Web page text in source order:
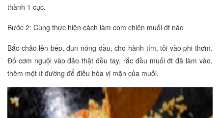
thành 1 cục.
Bước 2: Cùng thực hiện cách làm cơm chiên muối ớt nào
Bắc chảo lên bếp, đun nóng dầu, cho hành tím, tỏi vào phi thơm.
Đổ cơm nguội vào đảo thật đều tay, rắc đều muối ớt đã làm vào,
thêm một ít đường để điều hòa vị mặn của muối.